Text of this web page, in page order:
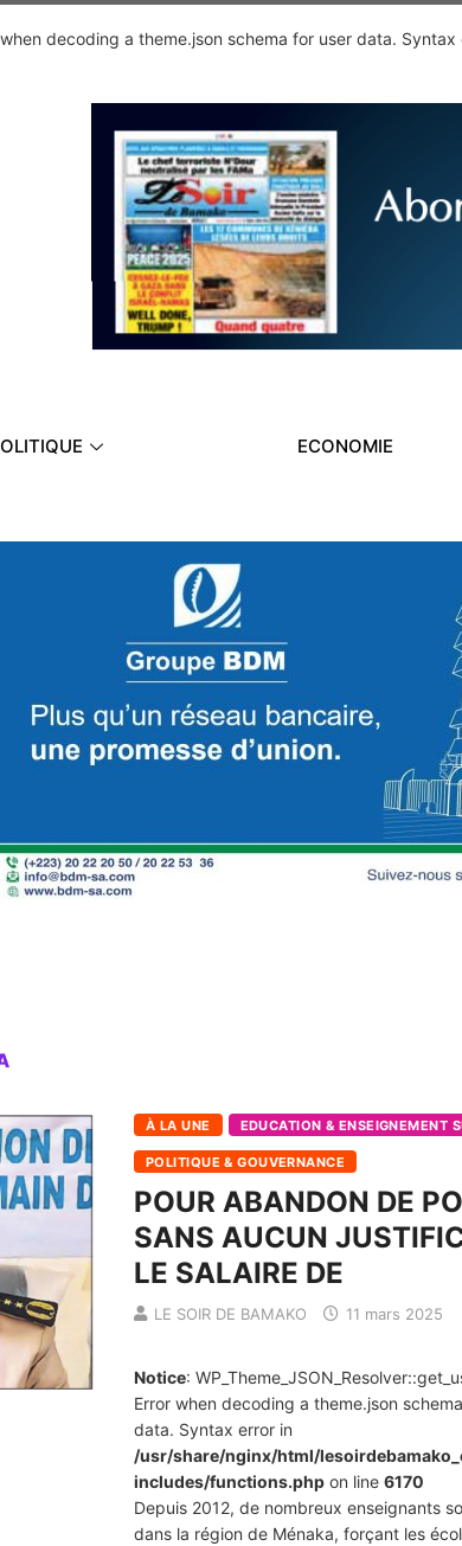
decoding a theme.json schema for user data. Syntax
ECONOMIE
À LA UNE EDUCATION & ENSEIGNEMENT
POLITIQUE & GOUVERNANCE
POUR ABANDON DE
SANS AUCUN
LE SALAIRE DE
LE SOIR DE BAMAKO 11 mars 2025
Notice:
Error when decoding a theme.json
data. Syntax error in
/usr/share/nginx/html/
includes/functions.php on line 6170
Depuis 2012, de nombreux enseignants
dans la région de Ménaka, forçant les